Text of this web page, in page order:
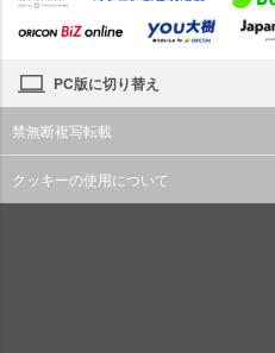
PC版に切り替え
禁無断複写転載
クッキーの使用について